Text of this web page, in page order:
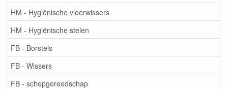
HM - Hygiënische vloerwissers
HM - Hygiënische stelen
FB - Borstels
FB - Wissers
FB - schepgereedschap